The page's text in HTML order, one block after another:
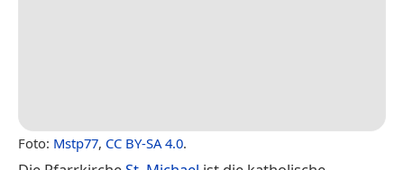
Foto: Mstp77, CC BY-SA 4.0.